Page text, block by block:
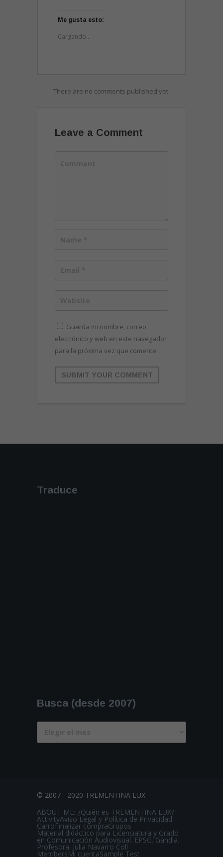
Me gusta esto:
Cargando...
There are no comments published yet.
Leave a Comment
Guarda mi nombre, correo
electrónico y web en este navegador
para la próxima vez que comente.
Traduce
Busca (desde 2007)
(desde
© 2007 - 2020 TREMENTINA LUX
ABOUT ME: ¿Quién es TREMENTINA LUX?
ActivityAviso Legal y Política de Privacidad
CarroFinalizar compraGrupos
Material didáctico para Licenciatura y Grado
en Comunicación Audiovisual. EPSG. Gandia.
Profesora: Julia Navarro Coll
MembersMi cuentaSample Test